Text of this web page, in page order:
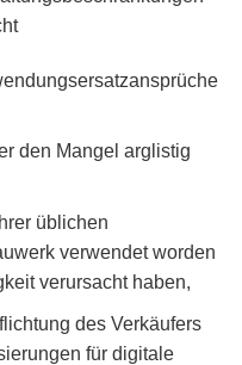
den Mangel arglistig
üblichen
verwendet worden
verursacht haben,
des Verkäufers
für digitale